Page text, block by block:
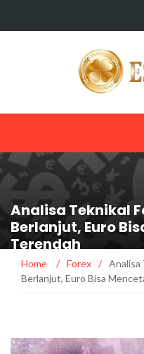
Analisa Teknikal
Berlanjut, Euro
Terendah
Home / Forex / Analisa
Berlanjut, Euro Bisa